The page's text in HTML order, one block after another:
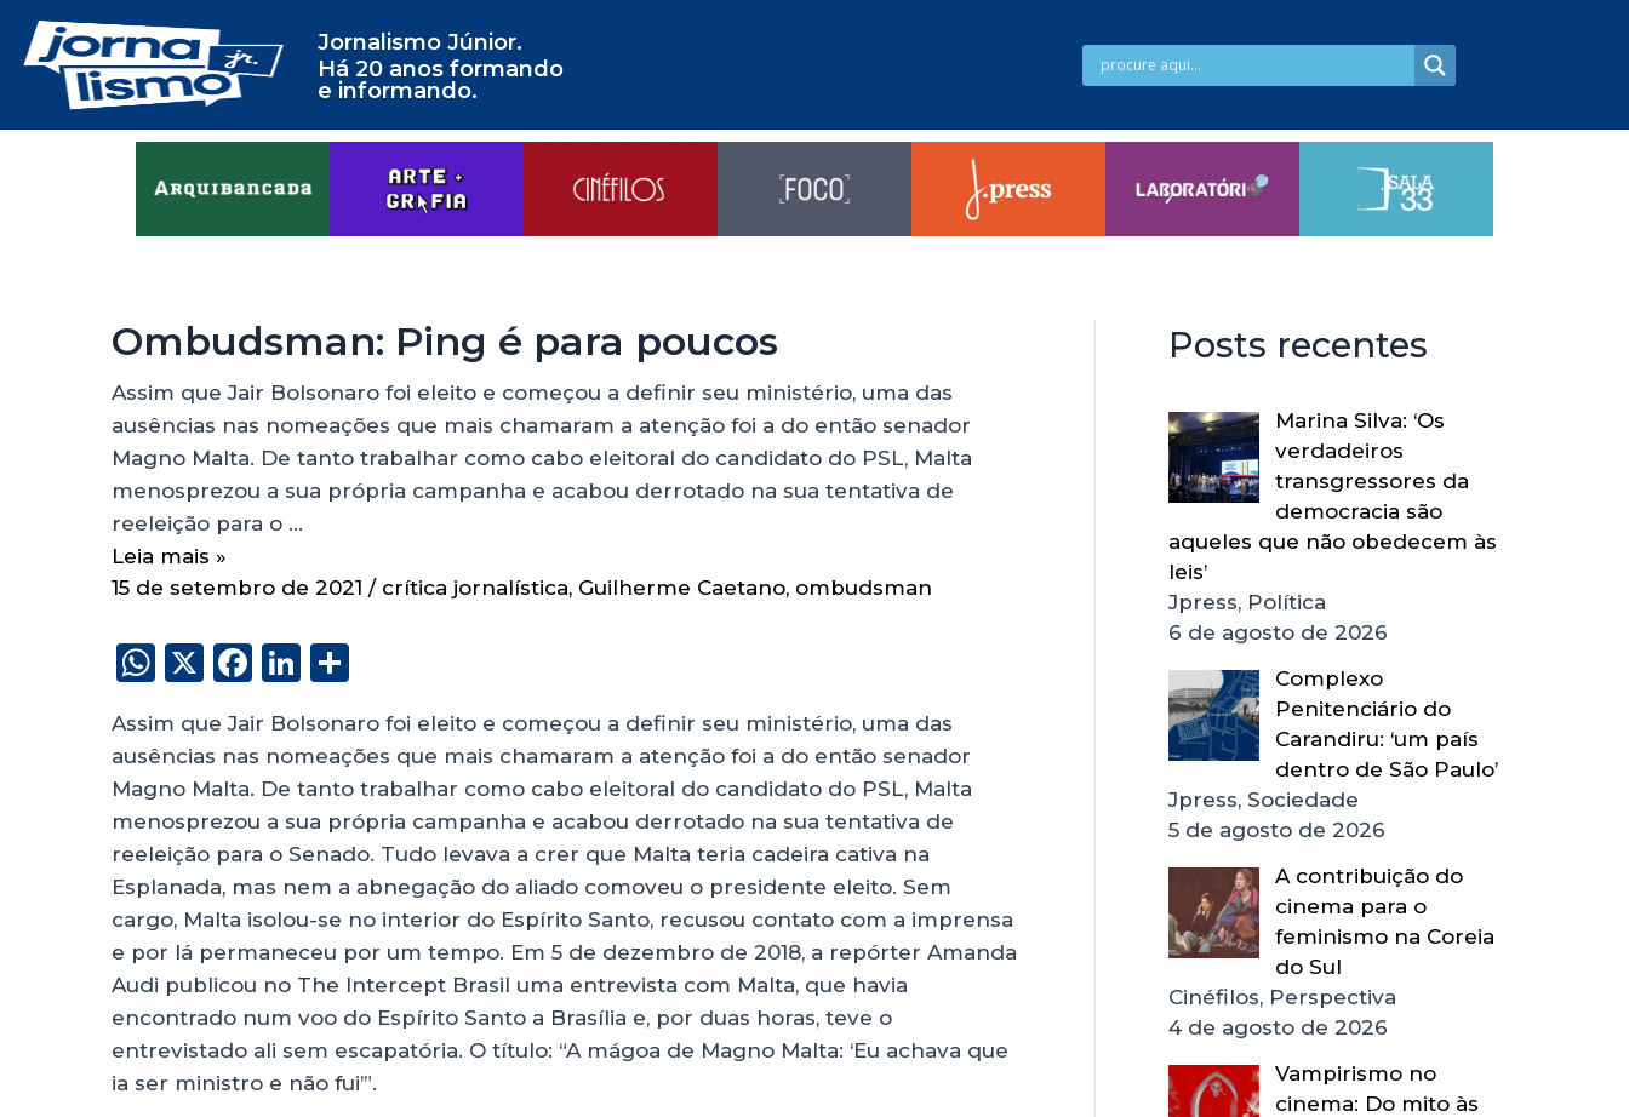
Jornalismo Júnior.
Há 20 anos formando
e informando.
Ombudsman: Ping é para poucos
Assim que Jair Bolsonaro foi eleito e começou a definir seu ministério, uma das
ausências nas nomeações que mais chamaram a atenção foi a do então senador
Magno Malta. De tanto trabalhar como cabo eleitoral do candidato do PSL, Malta
menosprezou a sua própria campanha e acabou derrotado na sua tentativa de
reeleição para o …
Leia mais »
15 de setembro de 2021 / crítica jornalística, Guilherme Caetano, ombudsman
W
a
ts
A
p
p
X
F
c
e
b
o
o
k
Li
k
e
dI
n
a
re
Assim que Jair Bolsonaro foi eleito e começou a definir seu ministério, uma das
ausências nas nomeações que mais chamaram a atenção foi a do então senador
Magno Malta. De tanto trabalhar como cabo eleitoral do candidato do PSL, Malta
menosprezou a sua própria campanha e acabou derrotado na sua tentativa de
reeleição para o Senado. Tudo levava a crer que Malta teria cadeira cativa na
Esplanada, mas nem a abnegação do aliado comoveu o presidente eleito. Sem
cargo, Malta isolou-se no interior do Espírito Santo, recusou contato com a imprensa
e por lá permaneceu por um tempo. Em 5 de dezembro de 2018, a repórter Amanda
Audi publicou no The Intercept Brasil uma entrevista com Malta, que havia
encontrado num voo do Espírito Santo a Brasília e, por duas horas, teve o
entrevistado ali sem escapatória. O título: “A mágoa de Magno Malta: ‘Eu achava que
ia ser ministro e não fui’”.
Posts recentes
Marina Silva: ‘Os
verdadeiros
transgressores da
democracia são
aqueles que não obedecem às
leis’
Jpress, Política
6 de agosto de 2026
Complexo
Penitenciário do
Carandiru: ‘um país
dentro de São Paulo’
Jpress, Sociedade
5 de agosto de 2026
A contribuição do
cinema para o
feminismo na Coreia
do Sul
Cinéfilos, Perspectiva
4 de agosto de 2026
Vampirismo no
cinema: Do mito às